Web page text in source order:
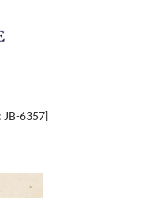
JB-6357]